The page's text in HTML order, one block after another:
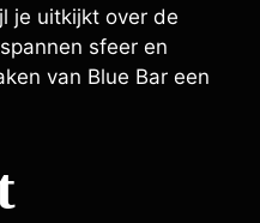
je uitkijkt over de
sfeer en
van Blue Bar een